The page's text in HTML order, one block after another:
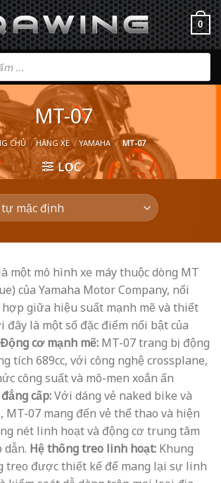
0
MT-07
CHỦ / HÃNG XE / YAMAHA / MT-07
LỌC
một mô hình xe máy thuộc dòng MT
của Yamaha Motor Company, nổi
giữa hiệu suất mạnh mẽ và thiết
đây là một số đặc điểm nổi bật của
Động cơ mạnh mẽ: MT-07 trang bị động
tích 689cc, với công nghệ crossplane,
công suất và mô-men xoắn ấn
cấp:Với dáng vẻ naked bike và
MT-07 mang đến vẻ thể thao và hiện
nét linh hoạt và động cơ trung tâm
dẫn. Hệ thống treo linh hoạt: Khung
treo được thiết kế để mang lại sự linh